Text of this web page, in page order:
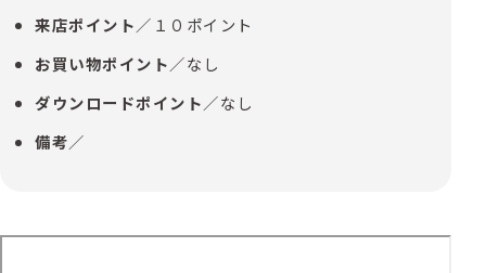
来店ポイント／１０ポイント
お買い物ポイント／なし
ダウンロードポイント／なし
備考／